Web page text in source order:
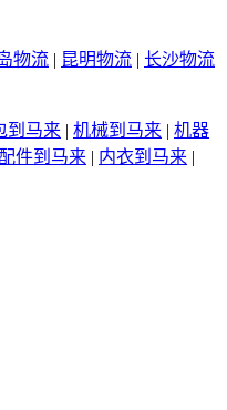
物流 | 昆明物流 | 长沙物流
到马来 | 机械到马来 | 机器
件到马来 | 内衣到马来 |